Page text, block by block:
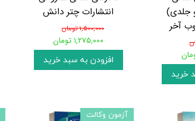
جلدی)
آخر
خرید
انتشارات چتر دانش
۱,۵۰۰,۰۰۰ تومان
۱,۲۷۵,۰۰۰ تومان
افزودن به سبد خرید
آزمون وکالت